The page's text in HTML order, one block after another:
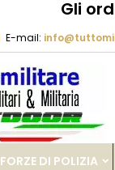
Gli
E-mail:
FORZE DI POLIZIA